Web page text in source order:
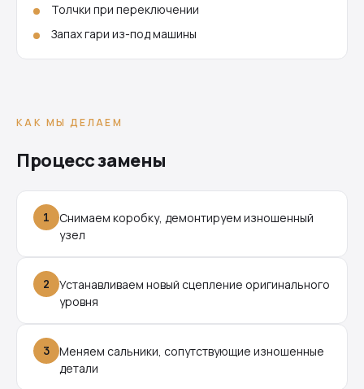
Толчки при переключении
Запах гари из-под машины
КАК МЫ ДЕЛАЕМ
Процесс замены
1
Снимаем коробку, демонтируем изношенный
узел
2
Устанавливаем новый сцепление оригинального
уровня
3
Меняем сальники, сопутствующие изношенные
детали